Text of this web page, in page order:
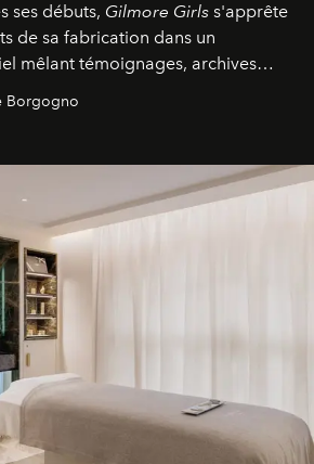
ses débuts, Gilmore Girls s'apprête
de sa fabrication dans un
mêlant témoignages, archives
les coulisses d'un phénomène
Borgogno